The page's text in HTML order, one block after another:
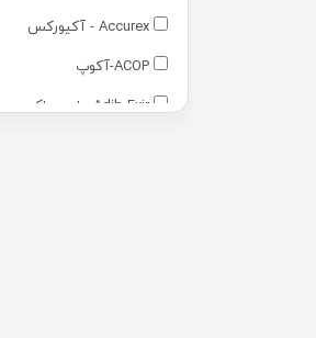
Accurex - آکیورکس
ACOP-آکوپ
Adib Exir - ادیب اکسیر